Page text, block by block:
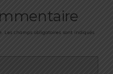
Les champs obligatoires sont indiqués